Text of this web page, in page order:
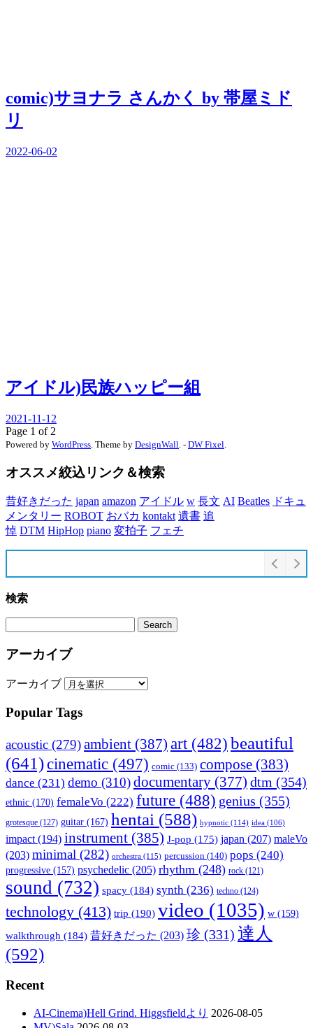
comic)サヨナラ さんかく by 帯屋ミド
リ
2022-06-02
アイドル)民族ハッピー組
2021-11-12
Page 1 of 2
Powered by WordPress . Theme by DesignWall . - DW Fixel
オススメ絞込リンク＆検索
昔好きだった japan amazon アイドル w 長文 AI Beatles ドキュ
メンタリー ROBOT おバカ kontakt 遺書 追
悼 DTM HipHop piano 変拍子 フェチ
検索
アーカイブ
アーカイブ
Popular Tags
acoustic (279)ambient (387) art(482) beautiful
(641)cinematic (497) comic (133) compose (383)
dance (231) demo (310)documentary (377) dtm (354)
ethnic (170) femaleVo (222) future (488) genius (355)
grotesque (127) guitar (167) hentai (588) hypnotic (114) idea (106)
impact (194) instrument (385) J-pop (175) japan (207) maleVo
(203) minimal (282) orchestra (115) percussion (140) pops (240)
progressive (157) psychedelic (205) rhythm (248) rock (121)
sound (732) spacy (184) synth (236) techno (124)
technology (413) trip (190) video (1035) w (159)
walkthrough (184) 昔好きだった (203) 珍 (331) 達人
(592)
Recent
AI-Cinema)Hell Grind. Higgsfieldより 2026-08-05